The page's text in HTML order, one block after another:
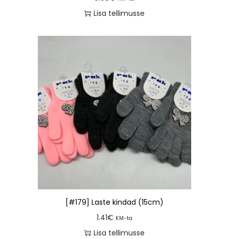
Lisa tellimusse
[#179] Laste kindad (15cm)
1.41€ KM-ta
Lisa tellimusse